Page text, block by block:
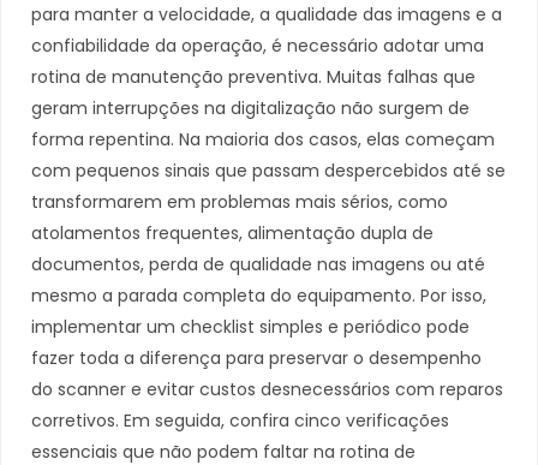
para manter a velocidade, a qualidade das imagens e a
confiabilidade da operação, é necessário adotar uma
rotina de manutenção preventiva. Muitas falhas que
geram interrupções na digitalização não surgem de
forma repentina. Na maioria dos casos, elas começam
com pequenos sinais que passam despercebidos até se
transformarem em problemas mais sérios, como
atolamentos frequentes, alimentação dupla de
documentos, perda de qualidade nas imagens ou até
mesmo a parada completa do equipamento. Por isso,
implementar um checklist simples e periódico pode
fazer toda a diferença para preservar o desempenho
do scanner e evitar custos desnecessários com reparos
corretivos. Em seguida, confira cinco verificações
essenciais que não podem faltar na rotina de